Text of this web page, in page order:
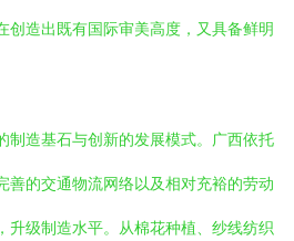
创造出既有国际审美高度，又具备鲜明
制造基石与创新的发展模式。广西依托
善的交通物流网络以及相对充裕的劳动
升级制造水平。从棉花种植、纱线纺织